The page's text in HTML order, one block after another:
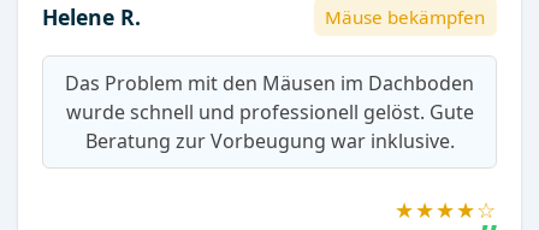
Helene R. Mäuse bekämpfen
Das Problem mit den Mäusen im Dachboden
wurde schnell und professionell gelöst. Gute
Beratung zur Vorbeugung war inklusive.
★★★★☆